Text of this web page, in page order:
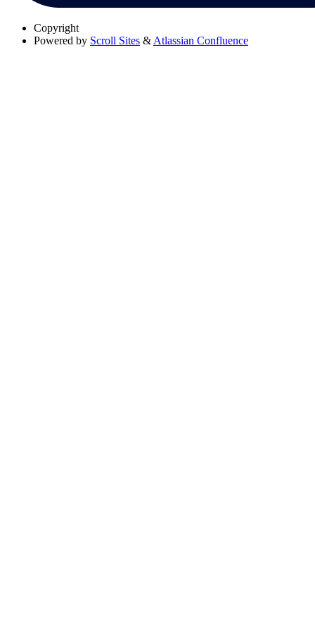
Copyright
Powered by Scroll Sites & Atlassian Confluence